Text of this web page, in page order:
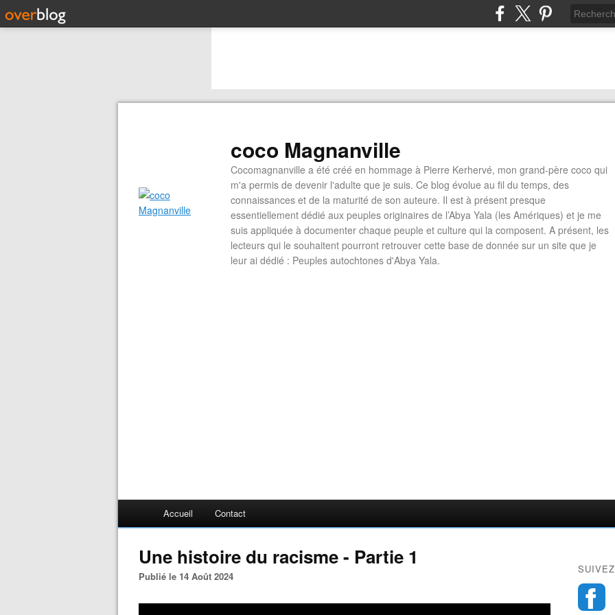
coco Magnanville
Cocomagnanville a été créé en hommage à Pierre Kerhervé, mon grand-père coco qui
m'a permis de devenir l'adulte que je suis. Ce blog évolue au fil du temps, des
connaissances et de la maturité de son auteure. Il est à présent presque
essentiellement dédié aux peuples originaires de l’Abya Yala (les Amériques) et je me
suis appliquée à documenter chaque peuple et culture qui la composent. A présent, les
lecteurs qui le souhaitent pourront retrouver cette base de donnée sur un site que je
leur ai dédié : Peuples autochtones d'Abya Yala.
Accueil Contact
Une histoire du racisme - Partie 1
Publié le 14 Août 2024